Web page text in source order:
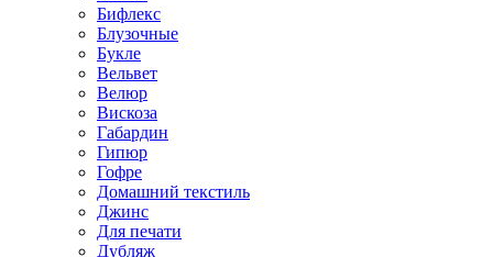
Бифлекс
Блузочные
Букле
Вельвет
Велюр
Вискоза
Габардин
Гипюр
Гофре
Домашний текстиль
Джинс
Для печати
Дубляж